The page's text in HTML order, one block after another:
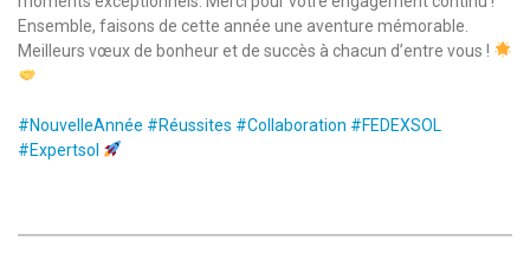
Ensemble, faisons de cette année une aventure mémorable.
Meilleurs vœux de bonheur et de succès à chacun d’entre vous !
#NouvelleAnnée #Réussites #Collaboration #FEDEXSOL
#Expertsol